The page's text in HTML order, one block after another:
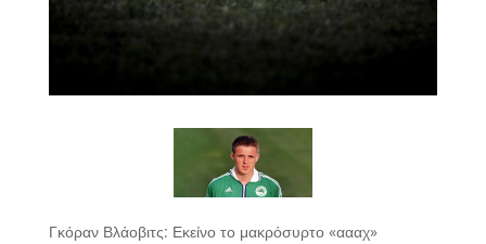
Γκόραν Βλάοβιτς: Εκείνο το μακρόσυρτο «αααχ»